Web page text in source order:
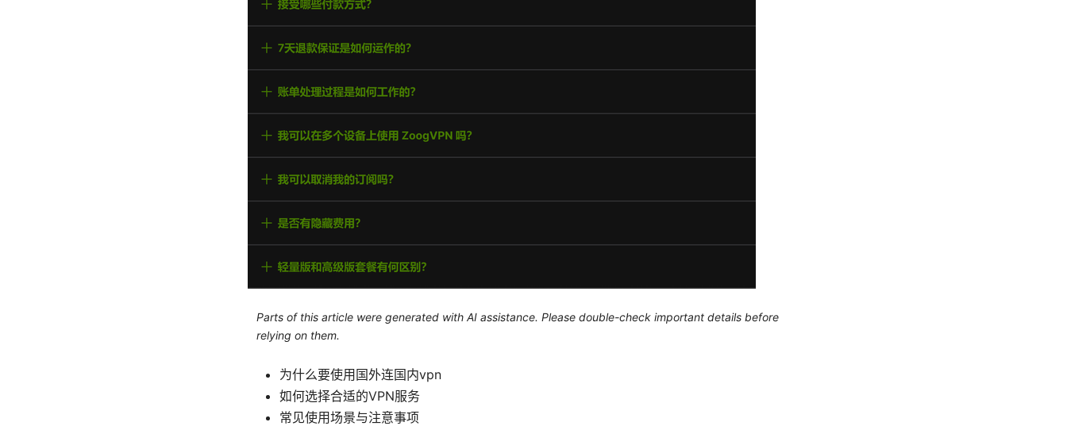
Parts of this article were generated with AI assistance. Please double-check important details before
relying on them.
为什么要使用国外连国内vpn
如何选择合适的VPN服务
常见使用场景与注意事项